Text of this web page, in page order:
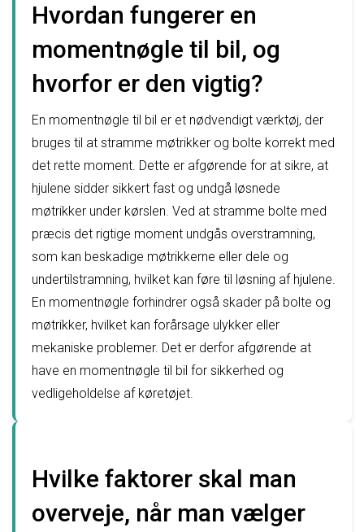
Hvordan fungerer en
momentnøgle til bil, og
hvorfor er den vigtig?
En momentnøgle til bil er et nødvendigt værktøj, der
bruges til at stramme møtrikker og bolte korrekt med
det rette moment. Dette er afgørende for at sikre, at
hjulene sidder sikkert fast og undgå løsnede
møtrikker under kørslen. Ved at stramme bolte med
præcis det rigtige moment undgås overstramning,
som kan beskadige møtrikkerne eller dele og
undertilstramning, hvilket kan føre til løsning af hjulene.
En momentnøgle forhindrer også skader på bolte og
møtrikker, hvilket kan forårsage ulykker eller
mekaniske problemer. Det er derfor afgørende at
have en momentnøgle til bil for sikkerhed og
vedligeholdelse af køretøjet.
Hvilke faktorer skal man
overveje, når man vælger